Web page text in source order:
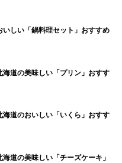
いしい「鍋料理セット」おすすめ
海道の美味しい「プリン」おすす
海道のおいしい「いくら」おすす
海道の美味しい「チーズケーキ」